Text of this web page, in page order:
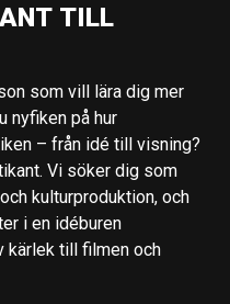
TILL
som vill lära dig mer
nyfiken på hur
– från idé till visning?
Vi söker dig som
kulturproduktion, och
i en idéburen
kärlek till filmen och